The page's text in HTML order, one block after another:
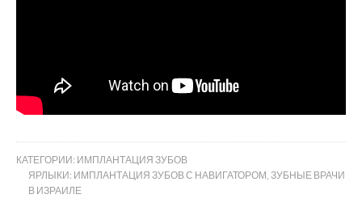
КАТЕГОРИИ: ИМПЛАНТАЦИЯ ЗУБОВ
ЯРЛЫКИ: ИМПЛАНТАЦИЯ ЗУБОВ С НАВИГАТОРОМ ЗУБНЫЕ ВРАЧИ
В ИЗРАИЛЕ